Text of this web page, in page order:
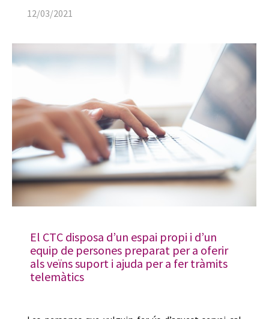
12/03/2021
El CTC disposa d’un espai propi i d’un
equip de persones preparat per a oferir
als veïns suport i ajuda per a fer tràmits
telemàtics